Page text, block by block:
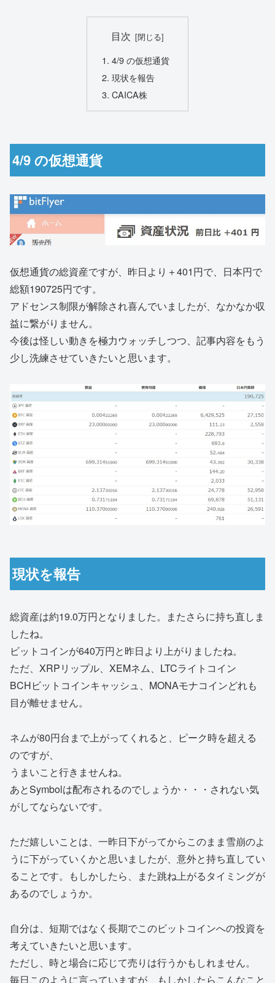
目次
4/9 の仮想通貨
現状を報告
CAICA株
4/9 の仮想通貨
仮想通貨の総資産ですが、昨日より＋401円で、日本円で
総額190725円です。
アドセンス制限が解除され喜んでいましたが、なかなか収
益に繋がりません。
今後は怪しい動きを極力ウォッチしつつ、記事内容をもう
少し洗練させていきたいと思います。
現状を報告
総資産は約19.0万円となりました。またさらに持ち直しま
したね。
ビットコインが640万円と昨日より上がりましたね。
ただ、XRPリップル、XEMネム、LTCライトコイン
BCHビットコインキャッシュ、MONAモナコインどれも
目が離せません。
ネムが80円台まで上がってくれると、ピーク時を超える
のですが、
うまいこと行きませんね。
あとSymbolは配布されるのでしょうか・・・されない気
がしてならないです。
ただ嬉しいことは、一昨日下がってからこのまま雪崩のよ
うに下がっていくかと思いましたが、意外と持ち直してい
ることです。もしかしたら、また跳ね上がるタイミングが
あるのでしょうか。
自分は、短期ではなく長期でこのビットコインへの投資を
考えていきたいと思います。
ただし、時と場合に応じて売りは行うかもしれません。
毎日このように言っていますが、もしかしたらこんなこと